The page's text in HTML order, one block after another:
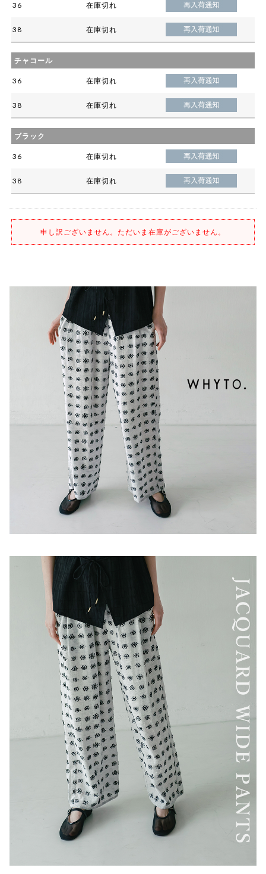
36 在庫切れ
38 在庫切れ
チャコール
36 在庫切れ
38 在庫切れ
ブラック
36 在庫切れ
38 在庫切れ
申し訳ございません。ただいま在庫がございません。